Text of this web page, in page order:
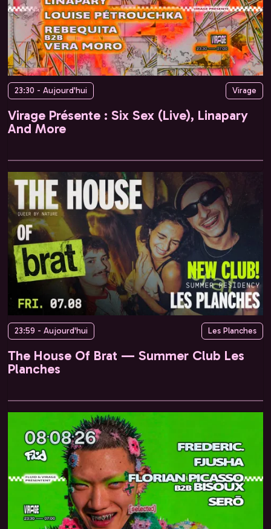
23:30 - Aujourd'hui Virage
Virage Présente : Six Sex (Live), Linapary
And More
23:59 - Aujourd'hui Les Planches
The House Of Brat — Summer Club Les
Planches